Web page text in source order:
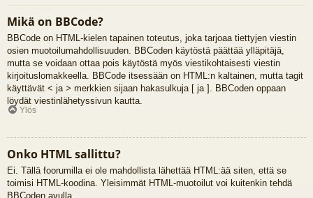
Mikä on BBCode?
BBCode on HTML-kielen tapainen toteutus, joka tarjoaa tiettyjen viestin
osien muotoilumahdollisuuden. BBCoden käytöstä päättää ylläpitäjä,
mutta se voidaan ottaa pois käytöstä myös viestikohtaisesti viestin
kirjoituslomakkeella. BBCode itsessään on HTML:n kaltainen, mutta tagit
käyttävät < ja > merkkien sijaan hakasulkuja [ ja ]. BBCoden oppaan
löydät viestinlähetyssivun kautta.
Ylös
Onko HTML sallittu?
Ei. Tällä foorumilla ei ole mahdollista lähettää HTML:ää siten, että se
toimisi HTML-koodina. Yleisimmät HTML-muotoilut voi kuitenkin tehdä
BBCoden avulla.